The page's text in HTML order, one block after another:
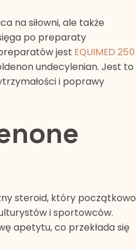
na siłowni, ale także
po preparaty
jest EQUIMED 250
undecylenian. Jest to
i poprawy
steroid, który początkowo
i sportowców.
apetytu, co przekłada się